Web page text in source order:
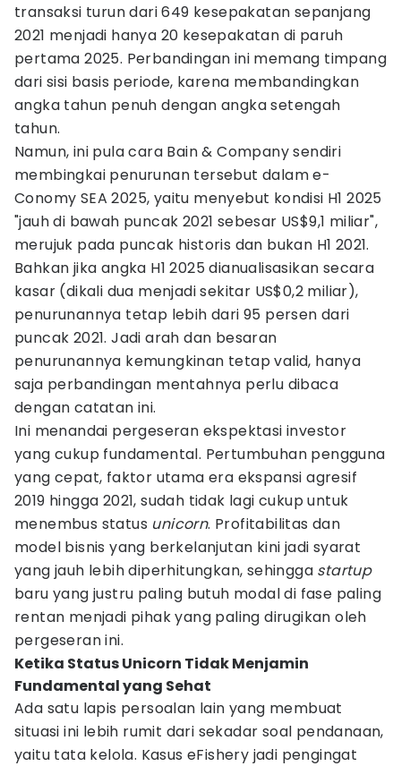
transaksi turun dari 649 kesepakatan sepanjang
2021 menjadi hanya 20 kesepakatan di paruh
pertama 2025. Perbandingan ini memang timpang
dari sisi basis periode, karena membandingkan
angka tahun penuh dengan angka setengah
tahun.
Namun, ini pula cara Bain & Company sendiri
membingkai penurunan tersebut dalam e-
Conomy SEA 2025, yaitu menyebut kondisi H1 2025
"jauh di bawah puncak 2021 sebesar US$9,1 miliar",
merujuk pada puncak historis dan bukan H1 2021.
Bahkan jika angka H1 2025 dianualisasikan secara
kasar (dikali dua menjadi sekitar US$0,2 miliar),
penurunannya tetap lebih dari 95 persen dari
puncak 2021. Jadi arah dan besaran
penurunannya kemungkinan tetap valid, hanya
saja perbandingan mentahnya perlu dibaca
dengan catatan ini.
Ini menandai pergeseran ekspektasi investor
yang cukup fundamental. Pertumbuhan pengguna
yang cepat, faktor utama era ekspansi agresif
2019 hingga 2021, sudah tidak lagi cukup untuk
menembus status unicorn. Profitabilitas dan
model bisnis yang berkelanjutan kini jadi syarat
yang jauh lebih diperhitungkan, sehingga startup
baru yang justru paling butuh modal di fase paling
rentan menjadi pihak yang paling dirugikan oleh
pergeseran ini.
Ketika Status Unicorn Tidak Menjamin
Fundamental yang Sehat
Ada satu lapis persoalan lain yang membuat
situasi ini lebih rumit dari sekadar soal pendanaan,
yaitu tata kelola. Kasus eFishery jadi pengingat